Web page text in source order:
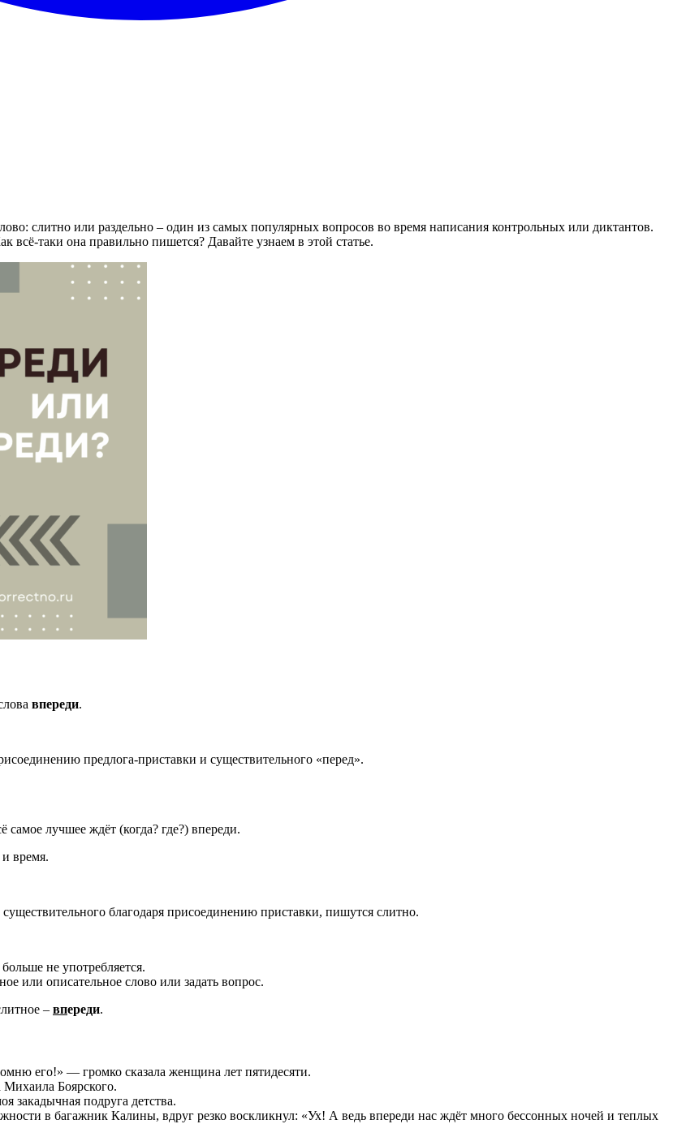
слитно или раздельно – один из самых популярных вопросов во время написания контрольных или диктантов.
всё-таки она правильно пишется? Давайте узнаем в этой статье.
впереди.
предлога-приставки и существительного «перед».
лучшее ждёт (когда? где?) впереди.
и время.
благодаря присоединению приставки, пишутся слитно.
не употребляется.
или описательное слово или задать вопрос.
– впереди.
его!» — громко сказала женщина лет пятидесяти.
Боярского.
закадычная подруга детства.
в багажник Калины, вдруг резко воскликнул: «Ух! А ведь впереди нас ждёт много бессонных ночей и теплых